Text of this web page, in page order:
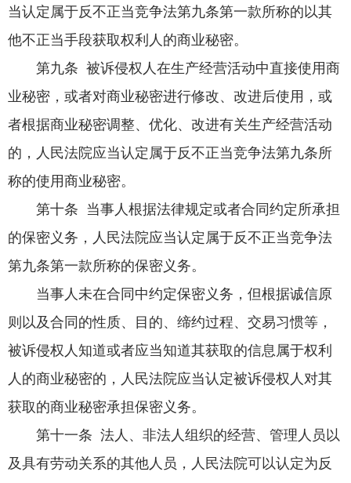
当认定属于反不正当竞争法第九条第一款所称的以其
他不正当手段获取权利人的商业秘密。
第九条 被诉侵权人在生产经营活动中直接使用商
业秘密，或者对商业秘密进行修改、改进后使用，或
者根据商业秘密调整、优化、改进有关生产经营活动
的，人民法院应当认定属于反不正当竞争法第九条所
称的使用商业秘密。
第十条 当事人根据法律规定或者合同约定所承担
的保密义务，人民法院应当认定属于反不正当竞争法
第九条第一款所称的保密义务。
当事人未在合同中约定保密义务，但根据诚信原
则以及合同的性质、目的、缔约过程、交易习惯等，
被诉侵权人知道或者应当知道其获取的信息属于权利
人的商业秘密的，人民法院应当认定被诉侵权人对其
获取的商业秘密承担保密义务。
第十一条 法人、非法人组织的经营、管理人员以
及具有劳动关系的其他人员，人民法院可以认定为反